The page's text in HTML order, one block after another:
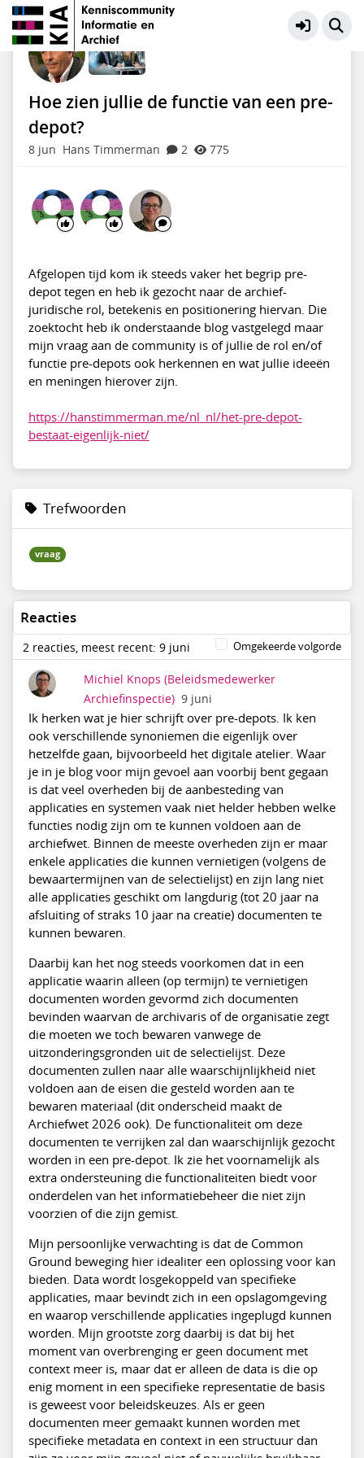
KIA Community Meer
Hoe zien jullie de functie van een pre-
depot?
8 jun Hans Timmerman 2 775
Afgelopen tijd kom ik steeds vaker het begrip pre-
depot tegen en heb ik gezocht naar de archief-
juridische rol, betekenis en positionering hiervan. Die
zoektocht heb ik onderstaande blog vastgelegd maar
mijn vraag aan de community is of jullie de rol en/of
functie pre-depots ook herkennen en wat jullie ideeën
en meningen hierover zijn.
https://hanstimmerman.me/nl_nl/het-pre-depot-
bestaat-eigenlijk-niet/
Trefwoorden
vraag
Reacties
2 reacties, meest recent: 9 juni Omgekeerde volgorde
Michiel Knops (Beleidsmedewerker
Archiefinspectie) 9 juni
Ik herken wat je hier schrijft over pre-depots. Ik ken
ook verschillende synoniemen die eigenlijk over
hetzelfde gaan, bijvoorbeeld het digitale atelier. Waar
je in je blog voor mijn gevoel aan voorbij bent gegaan
is dat veel overheden bij de aanbesteding van
applicaties en systemen vaak niet helder hebben welke
functies nodig zijn om te kunnen voldoen aan de
archiefwet. Binnen de meeste overheden zijn er maar
enkele applicaties die kunnen vernietigen (volgens de
bewaartermijnen van de selectielijst) en zijn lang niet
alle applicaties geschikt om langdurig (tot 20 jaar na
afsluiting of straks 10 jaar na creatie) documenten te
kunnen bewaren.
Daarbij kan het nog steeds voorkomen dat in een
applicatie waarin alleen (op termijn) te vernietigen
documenten worden gevormd zich documenten
bevinden waarvan de archivaris of de organisatie zegt
die moeten we toch bewaren vanwege de
uitzonderingsgronden uit de selectielijst. Deze
documenten zullen naar alle waarschijnlijkheid niet
voldoen aan de eisen die gesteld worden aan te
bewaren materiaal (dit onderscheid maakt de
Archiefwet 2026 ook). De functionaliteit om deze
documenten te verrijken zal dan waarschijnlijk gezocht
worden in een pre-depot. Ik zie het voornamelijk als
extra ondersteuning die functionaliteiten biedt voor
onderdelen van het informatiebeheer die niet zijn
voorzien of die zijn gemist.
Mijn persoonlijke verwachting is dat de Common
Ground beweging hier idealiter een oplossing voor kan
bieden. Data wordt losgekoppeld van specifieke
applicaties, maar bevindt zich in een opslagomgeving
en waarop verschillende applicaties ingeplugd kunnen
worden. Mijn grootste zorg daarbij is dat bij het
moment van overbrenging er geen document met
context meer is, maar dat er alleen de data is die op
enig moment in een specifieke representatie de basis
is geweest voor beleidskeuzes. Als er geen
documenten meer gemaakt kunnen worden met
specifieke metadata en context in een structuur dan